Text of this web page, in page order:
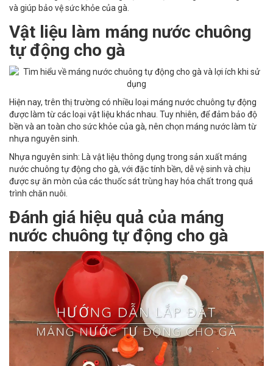
và giúp bảo vệ sức khỏe của gà.
Vật liệu làm máng nước chuông
tự động cho gà
Hiện nay, trên thị trường có nhiều loại máng nước chuông tự động
được làm từ các loại vật liệu khác nhau. Tuy nhiên, để đảm bảo độ
bền và an toàn cho sức khỏe của gà, nên chọn máng nước làm từ
nhựa nguyên sinh.
Nhựa nguyên sinh: Là vật liệu thông dụng trong sản xuất máng
nước chuông tự động cho gà, với đặc tính bền, dễ vệ sinh và chịu
được sự ăn mòn của các thuốc sát trùng hay hóa chất trong quá
trình chăn nuôi.
Đánh giá hiệu quả của máng
nước chuông tự động cho gà